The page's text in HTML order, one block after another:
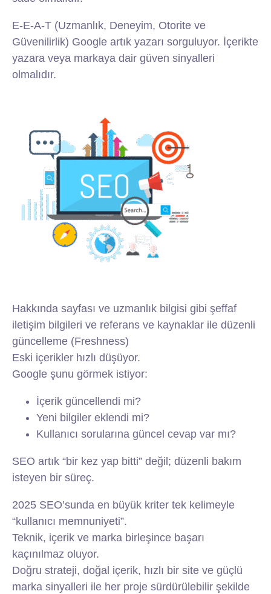
E-E-A-T (Uzmanlık, Deneyim, Otorite ve
Güvenilirlik) Google artık yazarı sorguluyor. İçerikte
yazara veya markaya dair güven sinyalleri
olmalıdır.
Hakkında sayfası ve uzmanlık bilgisi gibi şeffaf
iletişim bilgileri ve referans ve kaynaklar ile düzenli
güncelleme (Freshness)
Eski içerikler hızlı düşüyor.
Google şunu görmek istiyor:
İçerik güncellendi mi?
Yeni bilgiler eklendi mi?
Kullanıcı sorularına güncel cevap var mı?
SEO artık “bir kez yap bitti” değil; düzenli bakım
isteyen bir süreç.
2025 SEO’sunda en büyük kriter tek kelimeyle
“kullanıcı memnuniyeti”.
Teknik, içerik ve marka birleşince başarı
kaçınılmaz oluyor.
Doğru strateji, doğal içerik, hızlı bir site ve güçlü
marka sinyalleri ile her proje sürdürülebilir şekilde